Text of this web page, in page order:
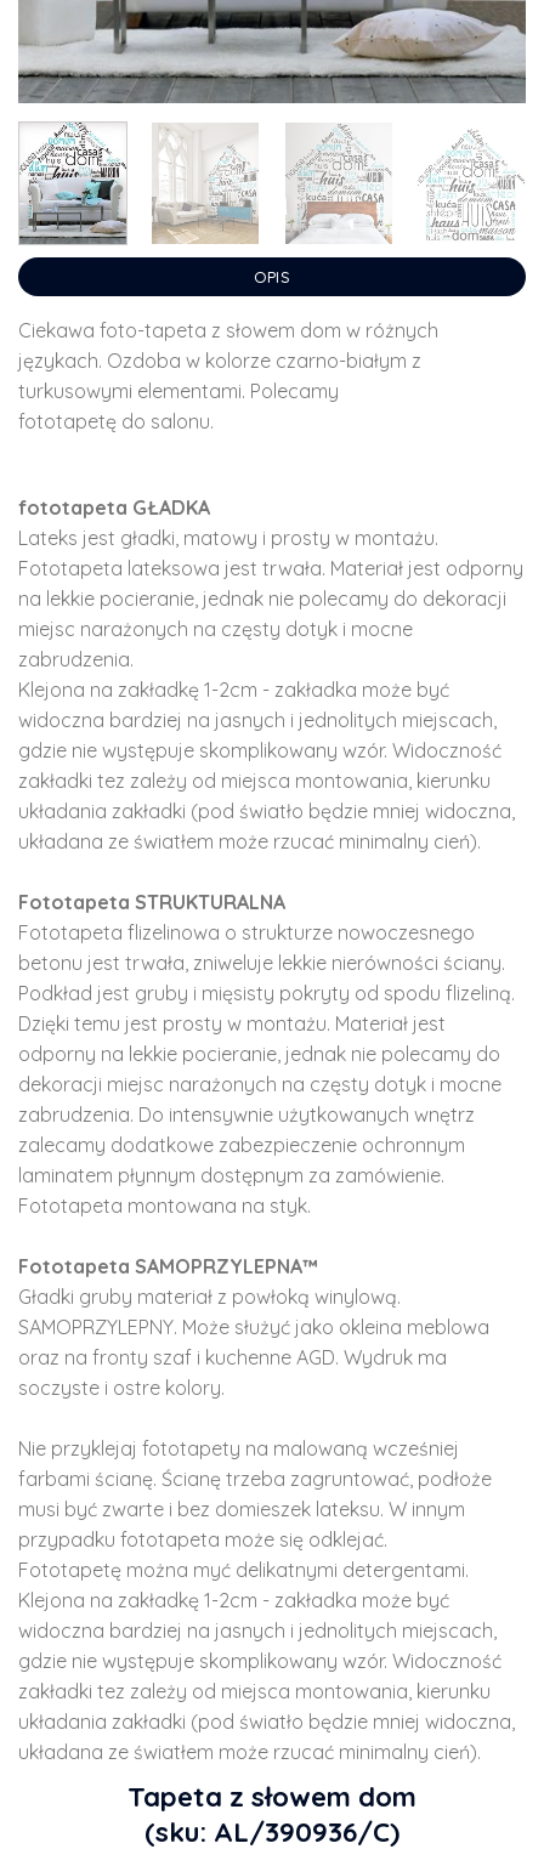
OPIS
Ciekawa foto-tapeta z słowem dom w różnych
językach. Ozdoba w kolorze czarno-białym z
turkusowymi elementami. Polecamy
fototapetę do salonu.
fototapeta GŁADKA
Lateks jest gładki, matowy i prosty w montażu.
Fototapeta lateksowa jest trwała. Materiał jest odporny
na lekkie pocieranie, jednak nie polecamy do dekoracji
miejsc narażonych na częsty dotyk i mocne
zabrudzenia.
Klejona na zakładkę 1-2cm - zakładka może być
widoczna bardziej na jasnych i jednolitych miejscach,
gdzie nie występuje skomplikowany wzór. Widoczność
zakładki tez zależy od miejsca montowania, kierunku
układania zakładki (pod światło będzie mniej widoczna,
układana ze światłem może rzucać minimalny cień).
Fototapeta STRUKTURALNA
Fototapeta flizelinowa o strukturze nowoczesnego
betonu jest trwała, zniweluje lekkie nierówności ściany.
Podkład jest gruby i mięsisty pokryty od spodu flizeliną.
Dzięki temu jest prosty w montażu. Materiał jest
odporny na lekkie pocieranie, jednak nie polecamy do
dekoracji miejsc narażonych na częsty dotyk i mocne
zabrudzenia. Do intensywnie użytkowanych wnętrz
zalecamy dodatkowe zabezpieczenie ochronnym
laminatem płynnym dostępnym za zamówienie.
Fototapeta montowana na styk.
Fototapeta SAMOPRZYLEPNA™
Gładki gruby materiał z powłoką winylową.
SAMOPRZYLEPNY. Może służyć jako okleina meblowa
oraz na fronty szaf i kuchenne AGD. Wydruk ma
soczyste i ostre kolory.
Nie przyklejaj fototapety na malowaną wcześniej
farbami ścianę. Ścianę trzeba zagruntować, podłoże
musi być zwarte i bez domieszek lateksu. W innym
przypadku fototapeta może się odklejać.
Fototapetę można myć delikatnymi detergentami.
Klejona na zakładkę 1-2cm - zakładka może być
widoczna bardziej na jasnych i jednolitych miejscach,
gdzie nie występuje skomplikowany wzór. Widoczność
zakładki tez zależy od miejsca montowania, kierunku
układania zakładki (pod światło będzie mniej widoczna,
układana ze światłem może rzucać minimalny cień).
Tapeta z słowem dom
(sku: AL/390936/C)